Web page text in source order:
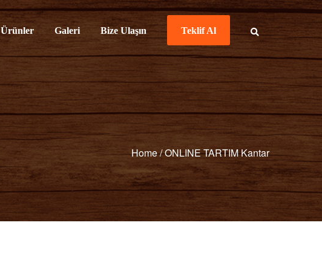
Ürünler Galeri Bize Ulaşın Teklif Al
Home/ONLINE TARTIM Kantar